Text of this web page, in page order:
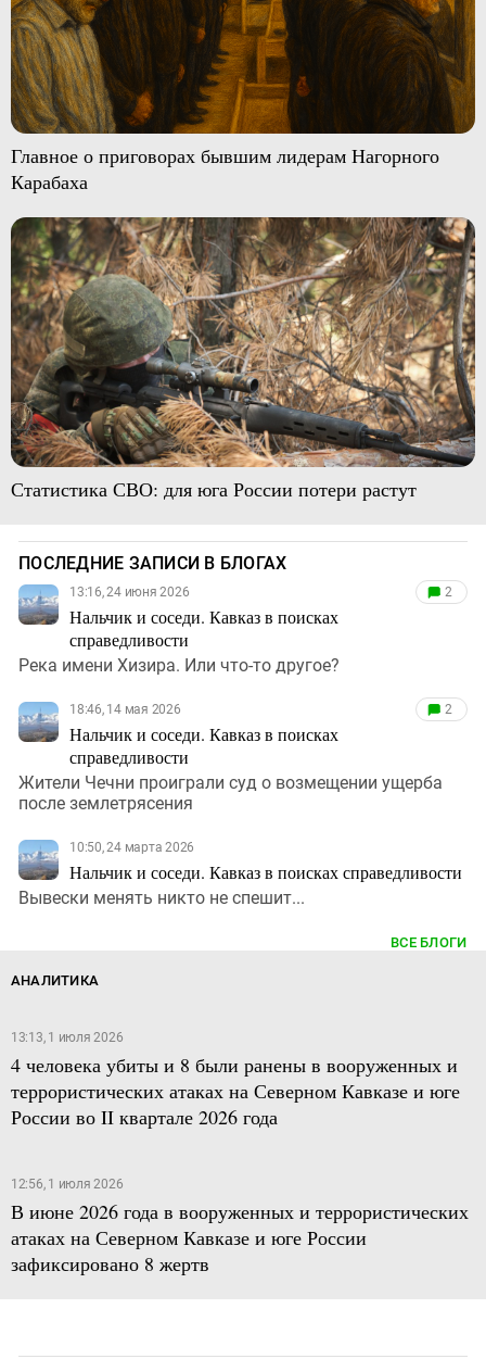
Главное о приговорах бывшим лидерам Нагорного
Карабаха
Статистика СВО: для юга России потери растут
ПОСЛЕДНИЕ ЗАПИСИ В БЛОГАХ
13:16, 24 июня 2026
Нальчик и соседи. Кавказ в поисках
справедливости
2
Река имени Хизира. Или что-то другое?
18:46, 14 мая 2026
Нальчик и соседи. Кавказ в поисках
справедливости
2
Жители Чечни проиграли суд о возмещении ущерба
после землетрясения
10:50, 24 марта 2026
Нальчик и соседи. Кавказ в поисках справедливости
Вывески менять никто не спешит...
ВСЕ БЛОГИ
АНАЛИТИКА
13:13, 1 июля 2026
4 человека убиты и 8 были ранены в вооруженных и
террористических атаках на Северном Кавказе и юге
России во II квартале 2026 года
12:56, 1 июля 2026
В июне 2026 года в вооруженных и террористических
атаках на Северном Кавказе и юге России
зафиксировано 8 жертв